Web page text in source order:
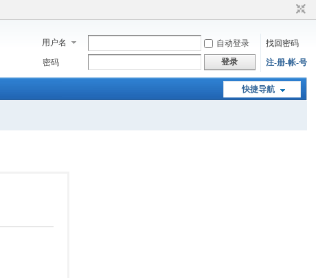
用户名 自动登录
找回密码
密码
登录 注-册-帐-号
快捷导航